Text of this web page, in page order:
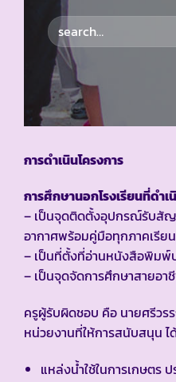
การดำเนินโครงการ
การศึกษานอกโรงเรียนที่ดำเ
– เป็นจุดติดตั้งอุปกรณ์รับสัญ
อากาศพร้อมคู่มือทุกภาคเรียน
– เป็นที่ตั้งที่อ่านหนังสือพิมพ์
– เป็นจุดจัดการศึกษาสายอา
ครูผู้รับผิดชอบ คือ นายศรีวร
หน่วยงานที่ให้การสนับสนุน ไ
แหล่งน้ำใช้ในการเกษตร ป